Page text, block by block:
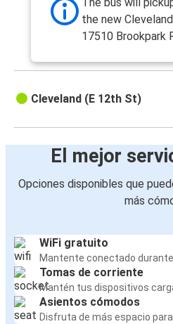
the new
17510 Brookpark
Cleveland (E 12th St)
El mejor
Opciones disponibles que
más
WiFi gratuito
Mantente conectado
Tomas de corriente
Mantén tus dispositivos
Asientos cómodos
Disfruta de más espacio